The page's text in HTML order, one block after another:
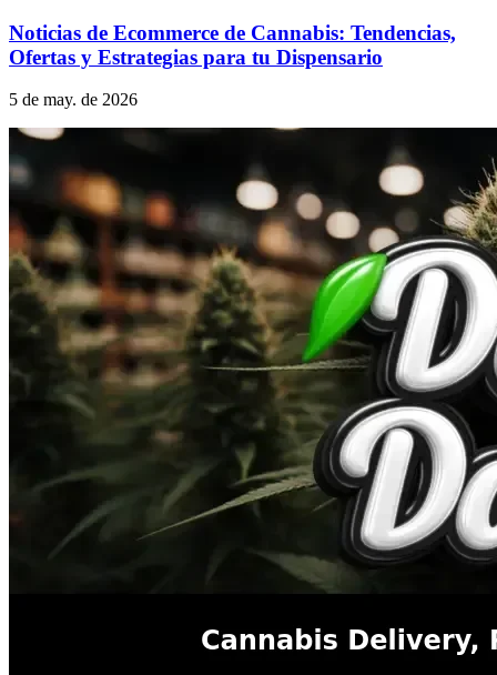
Noticias de Ecommerce de Cannabis: Tendencias,
Ofertas y Estrategias para tu Dispensario
5 de may. de 2026